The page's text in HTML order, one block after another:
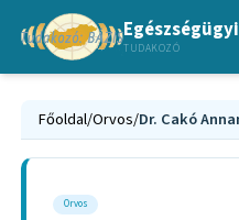
Egészségügyi
TUDAKOZÓ
Főoldal/Orvos/
Orvos